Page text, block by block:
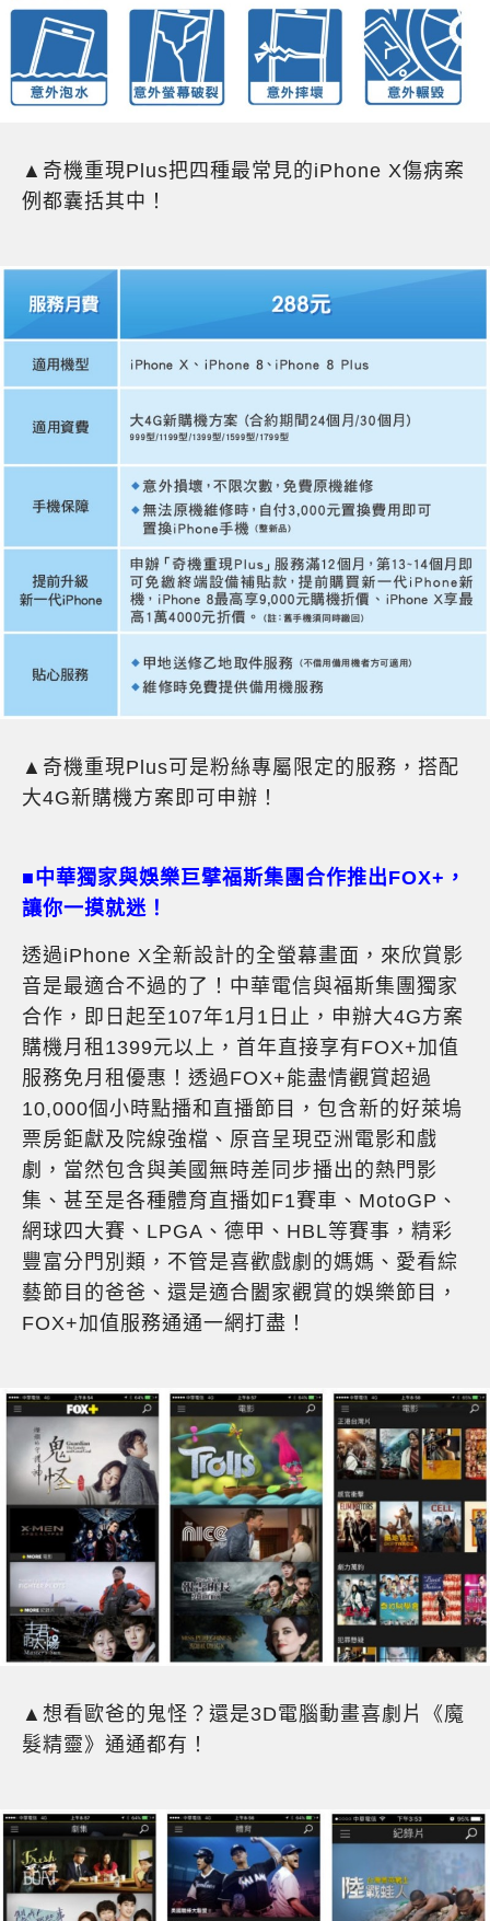
▲奇機重現Plus把四種最常見的iPhone X傷病案
例都囊括其中！
▲奇機重現Plus可是粉絲專屬限定的服務，搭配
大4G新購機方案即可申辦！
■中華獨家與娛樂巨擘福斯集團合作推出FOX+ ，
讓你一摸就迷！
透過iPhone X全新設計的全螢幕畫面，來欣賞影
音是最適合不過的了！中華電信與福斯集團獨家
合作，即日起至107年1月1日止，申辦大4G方案
購機月租1399元以上，首年直接享有FOX+加值
服務免月租優惠！透過FOX+能盡情觀賞超過
10,000個小時點播和直播節目，包含新的好萊塢
票房鉅獻及院線強檔、原音呈現亞洲電影和戲
劇，當然包含與美國無時差同步播出的熱門影
集、甚至是各種體育直播如F1賽車、MotoGP、
網球四大賽、LPGA、德甲、HBL等賽事，精彩
豐富分門別類，不管是喜歡戲劇的媽媽、愛看綜
藝節目的爸爸、還是適合闔家觀賞的娛樂節目，
FOX+加值服務通通一網打盡！
▲想看歐爸的鬼怪？還是3D電腦動畫喜劇片《魔
髮精靈》通通都有！